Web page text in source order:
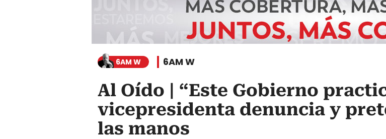
6AM W 6AM W
Al Oído | “Este Gobierno
vicepresidenta denuncia y
las manos